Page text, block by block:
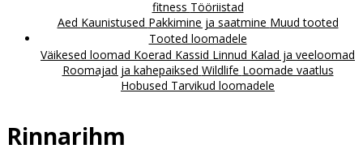
fitness Tööriistad
Aed Kaunistused Pakkimine ja saatmine Muud tooted
Tooted loomadele
Väikesed loomad Koerad Kassid Linnud Kalad ja veeloomad
Roomajad ja kahepaiksed Wildlife Loomade vaatlus
Hobused Tarvikud loomadele
Rinnarihm